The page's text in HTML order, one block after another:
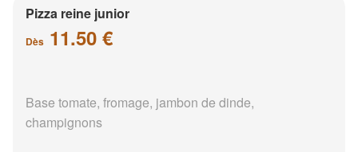
Pizza reine junior
Dès 11.50 €
Base tomate, fromage, jambon de dinde,
champignons